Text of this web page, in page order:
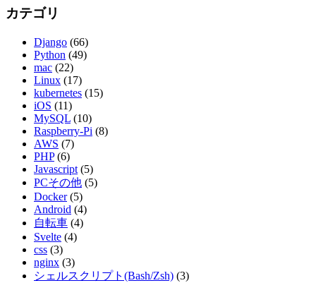
カテゴリ
Django (66)
Python (49)
mac (22)
Linux (17)
kubernetes (15)
iOS (11)
MySQL (10)
Raspberry-Pi (8)
AWS (7)
PHP (6)
Javascript (5)
PCその他 (5)
Docker (5)
Android (4)
自転車 (4)
Svelte (4)
css (3)
nginx (3)
シェルスクリプト(Bash/Zsh) (3)